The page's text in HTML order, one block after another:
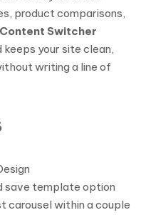
product comparisons,
Content Switcher
your site clean,
writing a line of
save template option
carousel within a couple